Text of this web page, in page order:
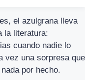
el azulgrana lleva
la literatura:
cuando nadie lo
vez una sorpresa que
por hecho.